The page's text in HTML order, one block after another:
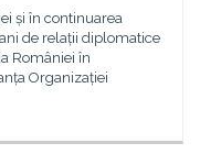
și în continuarea
de relații diplomatice
României în
Organizației